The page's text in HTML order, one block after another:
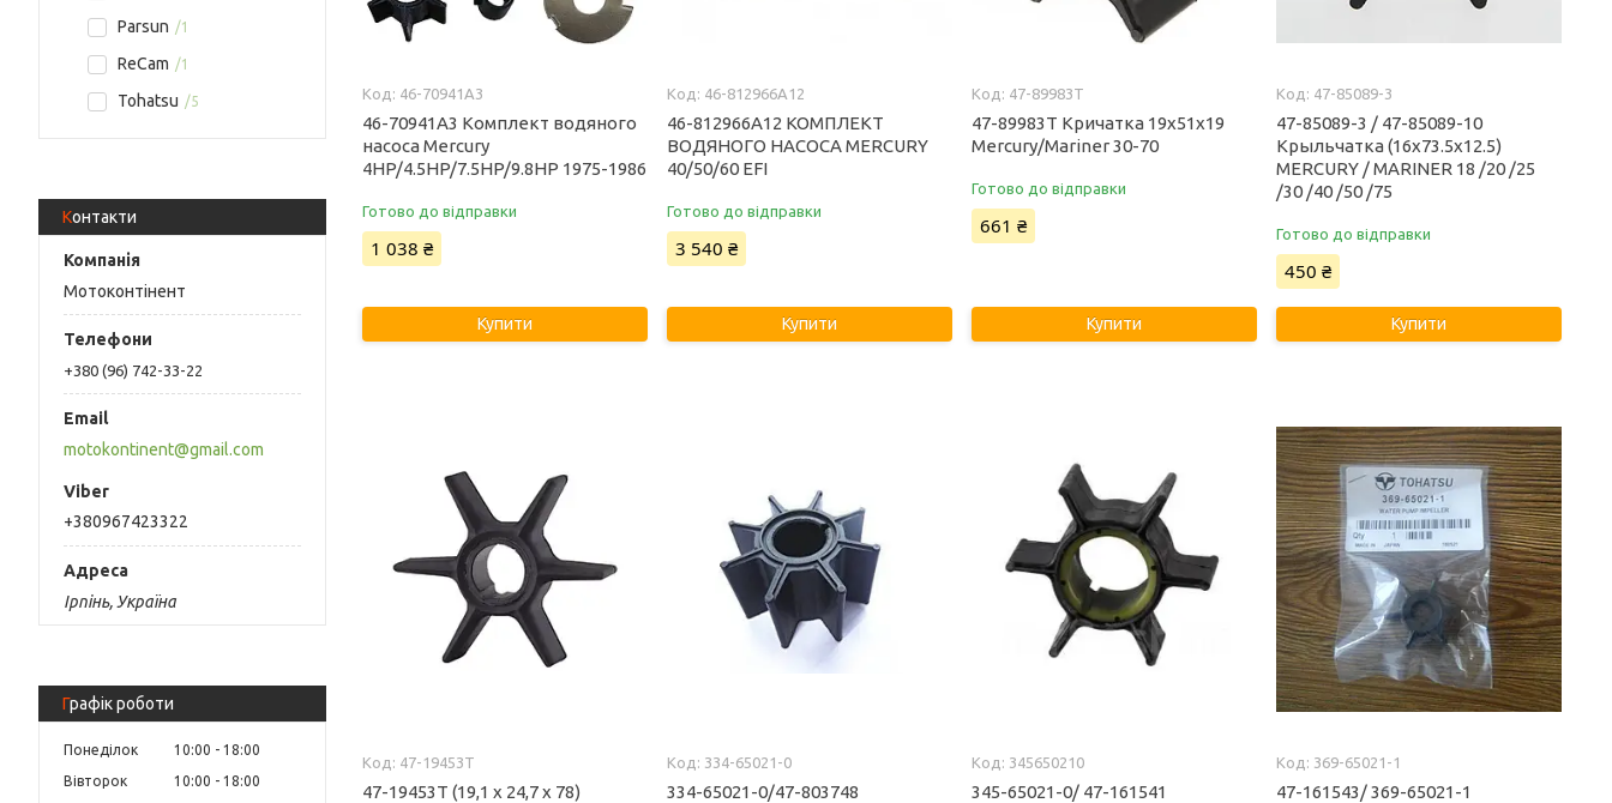
Parsun 1
ReCam 1
Tohatsu 5
Контакти
Мотоконтінент
+380 (96) 742-33-22
motokontinent@gmail.com
+380967423322
Ірпінь, Україна
Графік роботи
Понеділок 10:00
18:00
Вівторок
10:00
18:00
46-70941A3
46-70941A3 Комплект водяного
насоса Mercury
4HP/4.5HP/7.5HP/9.8HP 1975-1986
Готово до відправки
1 038 ₴
Купити
46-812966A12
46-812966A12 КОМПЛЕКТ
ВОДЯНОГО НАСОСА MERCURY
40/50/60 EFI
Готово до відправки
3 540 ₴
Купити
47-89983T
47-89983T Кричатка 19x51x19
Mercury/Mariner 30-70
Готово до відправки
661 ₴
Купити
47-85089-3
47-85089-3 / 47-85089-10
Крыльчатка (16x73.5x12.5)
MERCURY / MARINER 18 /20 /25
/30 /40 /50 /75
Готово до відправки
450 ₴
Купити
47-19453T
47-19453T (19,1 х 24,7 х 78)
334-65021-0
334-65021-0/47-803748
345650210
345-65021-0/ 47-161541
369-65021-1
47-161543/ 369-65021-1